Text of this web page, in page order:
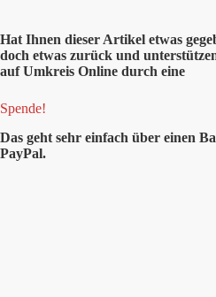
Hat Ihnen dieser Artikel etwas
doch etwas zurück und
auf Umkreis Online durch eine
Spende!
Das geht sehr einfach über einen
PayPal.